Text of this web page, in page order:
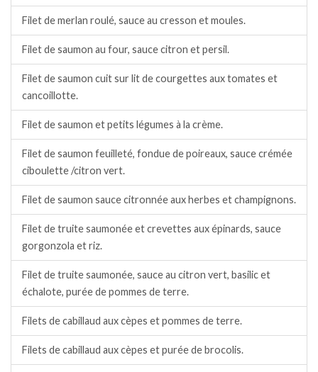
Filet de merlan roulé, sauce au cresson et moules.
Filet de saumon au four, sauce citron et persil.
Filet de saumon cuit sur lit de courgettes aux tomates et
cancoillotte.
Filet de saumon et petits légumes à la crème.
Filet de saumon feuilleté, fondue de poireaux, sauce crémée
ciboulette /citron vert.
Filet de saumon sauce citronnée aux herbes et champignons.
Filet de truite saumonée et crevettes aux épinards, sauce
gorgonzola et riz.
Filet de truite saumonée, sauce au citron vert, basilic et
échalote, purée de pommes de terre.
Filets de cabillaud aux cèpes et pommes de terre.
Filets de cabillaud aux cèpes et purée de brocolis.